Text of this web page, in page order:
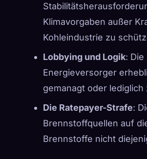
Klimavorgaben außer
Kohleindustrie zu
Lobbying und Logik:
Energieversorger
gemanagt oder
Die Ratepayer-Strafe:
Brennstoffquellen auf
Brennstoffe nicht